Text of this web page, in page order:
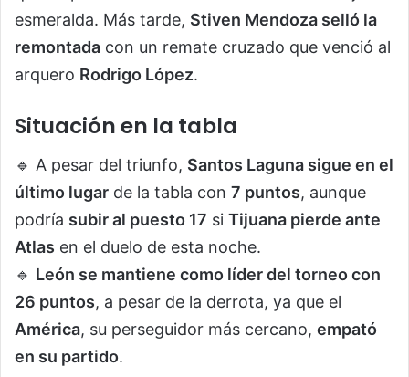
esmeralda. Más tarde, Stiven Mendoza selló la
remontada con un remate cruzado que venció al
arquero Rodrigo López.
Situación en la tabla
🔹 A pesar del triunfo, Santos Laguna sigue en el
último lugar de la tabla con 7 puntos, aunque
podría subir al puesto 17 si Tijuana pierde ante
Atlas en el duelo de esta noche.
🔹 León se mantiene como líder del torneo con
26 puntos, a pesar de la derrota, ya que el
América, su perseguidor más cercano, empató
en su partido.